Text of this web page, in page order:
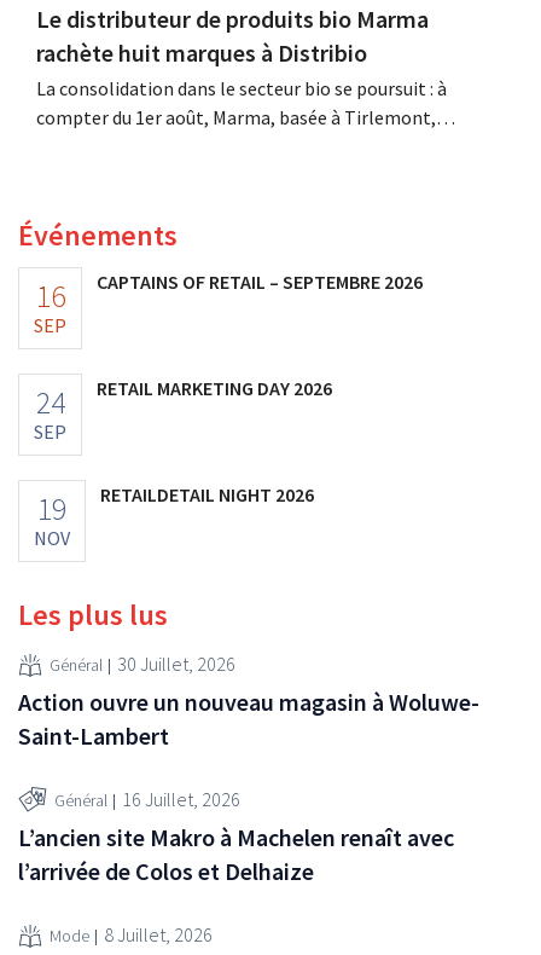
Le distributeur de produits bio Marma
rachète huit marques à Distribio
La consolidation dans le secteur bio se poursuit : à
compter du 1er août, Marma, basée à Tirlemont,
Événements
16
SEP
CAPTAINS OF RETAIL – SEPTEMBRE 2026
24
SEP
RETAIL MARKETING DAY 2026
19
NOV
RETAILDETAIL NIGHT 2026
Les plus lus
Général 30 Juillet, 2026
Action ouvre un nouveau magasin à Woluwe-
Saint-Lambert
Général 16 Juillet, 2026
L’ancien site Makro à Machelen renaît avec
l’arrivée de Colos et Delhaize
Mode 8 Juillet, 2026